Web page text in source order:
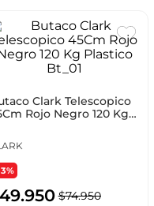
Clark Telescopico
Rojo Negro 120 Kg
.950 $74.950